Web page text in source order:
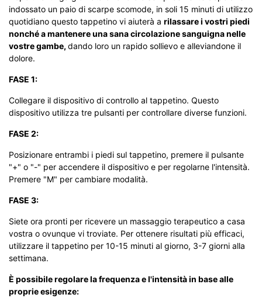
indossato un paio di scarpe scomode, in soli 15 minuti di utilizzo
quotidiano questo tappetino vi aiuterà a rilassare i vostri piedi
nonché a mantenere una sana circolazione sanguigna nelle
vostre gambe, dando loro un rapido sollievo e alleviandone il
dolore.
FASE 1:
Collegare il dispositivo di controllo al tappetino. Questo
dispositivo utilizza tre pulsanti per controllare diverse funzioni.
FASE 2:
Posizionare entrambi i piedi sul tappetino, premere il pulsante
"+" o "-" per accendere il dispositivo e per regolarne l'intensità.
Premere "M" per cambiare modalità.
FASE 3:
Siete ora pronti per ricevere un massaggio terapeutico a casa
vostra o ovunque vi troviate. Per ottenere risultati più efficaci,
utilizzare il tappetino per 10-15 minuti al giorno, 3-7 giorni alla
settimana.
È possibile regolare la frequenza e l'intensità in base alle
proprie esigenze: